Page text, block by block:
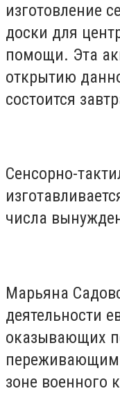
изготовление
доски для
помощи. Эта
открытию
состоится
Сенсорно-
числа
Марьяна
деятельности
оказывающих
переживающим
зоне военного